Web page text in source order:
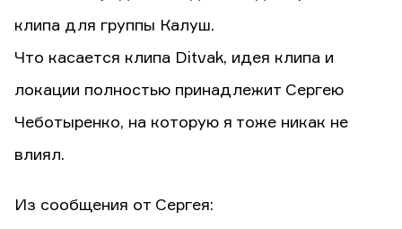
клипа для группы Калуш.
Что касается клипа Ditvak, идея клипа и
локации полностью принадлежит Сергею
Чеботыренко, на которую я тоже никак не
влиял.
Из сообщения от Сергея: